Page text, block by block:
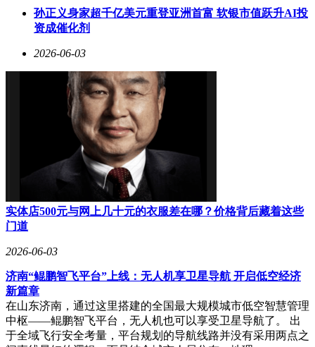
孙正义身家超千亿美元重登亚洲首富 软银市值跃升AI投
资成催化剂
2026-06-03
实体店500元与网上几十元的衣服差在哪？价格背后藏着这些
门道
2026-06-03
济南“鲲鹏智飞平台”上线：无人机享卫星导航 开启低空经济
新篇章
在山东济南，通过这里搭建的全国最大规模城市低空智慧管理
中枢——鲲鹏智飞平台，无人机也可以享受卫星导航了。 出
于全域飞行安全考量，平台规划的导航线路并没有采用两点之